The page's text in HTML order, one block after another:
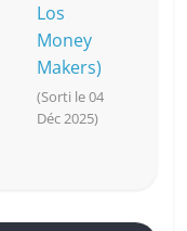
Los
Money
Makers)
(Sorti le 04
Déc 2025)